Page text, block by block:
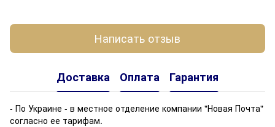
Написать отзыв
Доставка Оплата Гарантия
- По Украине - в местное отделение компании "Новая Почта"
согласно ее тарифам.